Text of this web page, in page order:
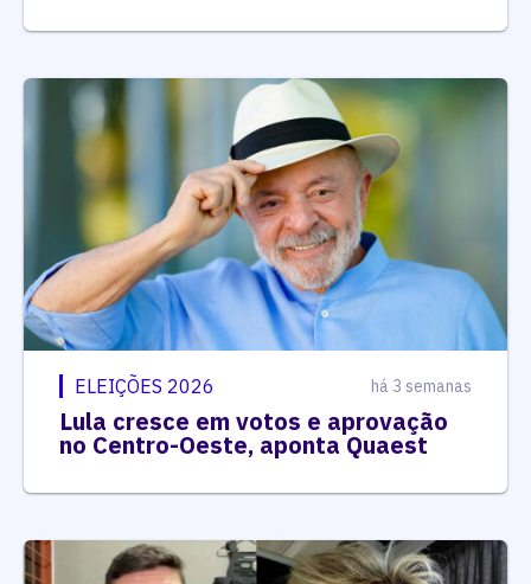
ELEIÇÕES 2026 há 3 semanas
Lula cresce em votos e aprovação
no Centro-Oeste, aponta Quaest